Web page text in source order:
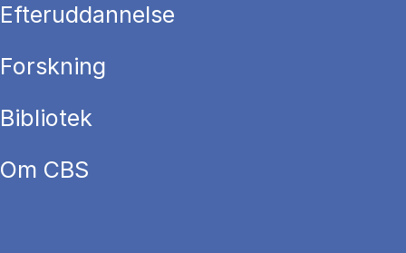
Efteruddannelse
Forskning
Bibliotek
Om CBS